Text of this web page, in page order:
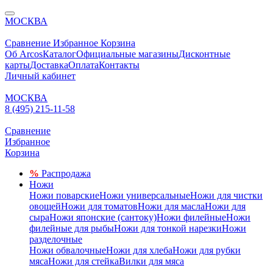
МОСКВА
Сравнение Избранное Корзина
Об ArcosКаталогОфициальные магазиныДисконтные
картыДоставкаОплатаКонтакты
Личный кабинет
МОСКВА
8 (495) 215-11-58
Сравнение
Избранное
Корзина
% Распродажа
Ножи
Ножи поварскиеНожи универсальныеНожи для чистки
овощейНожи для томатовНожи для маслаНожи для
сыраНожи японские (сантоку)Ножи филейныеНожи
филейные для рыбыНожи для тонкой нарезкиНожи
разделочные
Ножи обвалочныеНожи для хлебаНожи для рубки
мясаНожи для стейкаВилки для мяса